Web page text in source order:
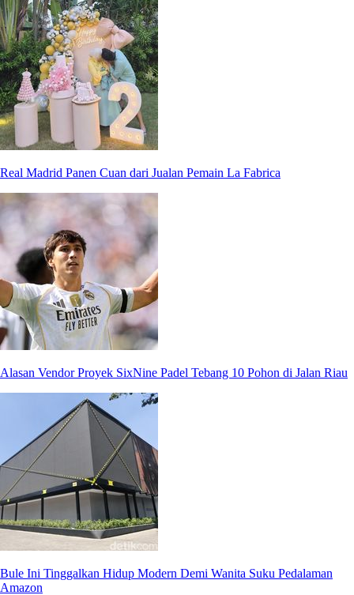
Real Madrid Panen Cuan dari Jualan Pemain La Fabrica
Alasan Vendor Proyek SixNine Padel Tebang 10 Pohon di Jalan Riau
Bule Ini Tinggalkan Hidup Modern Demi Wanita Suku Pedalaman
Amazon